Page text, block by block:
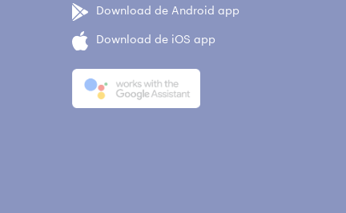
Download de Android app
Download de iOS app